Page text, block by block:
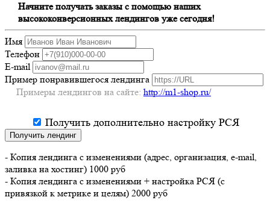
Начните получать заказы с помощью наших
высококонверсионных лендингов уже сегодня!
Имя
Телефон
E-mail
Пример понравившегося лендинга
Примеры лендингов на сайте: http://m1-shop.ru/
Получить дополнительно настройку РСЯ
Получить лендинг
- Копия лендинга с изменениями (адрес, организация, e-mail,
заливка на хостинг) 1000 руб
- Копия лендинга с изменениями + настройка РСЯ (с
привязкой к метрике и целям) 2000 руб